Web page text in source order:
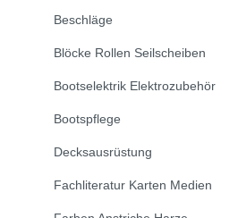
Beschläge
Blöcke Rollen Seilscheiben
Bootselektrik Elektrozubehör
Bootspflege
Decksausrüstung
Fachliteratur Karten Medien